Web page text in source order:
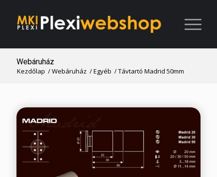
Webáruház
Kezdőlap /Webáruház /Egyéb /Távtartó Madrid 50mm